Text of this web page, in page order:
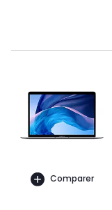
Comparer